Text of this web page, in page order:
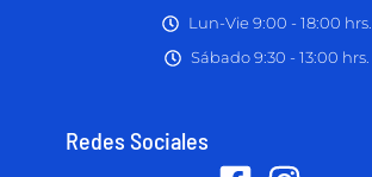
Lun-Vie 9:00 - 18:00 hrs.
Sábado 9:30 - 13:00 hrs.
Redes Sociales